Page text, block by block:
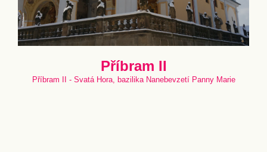
Příbram II
Příbram II - Svatá Hora, bazilika Nanebevzetí Panny Marie